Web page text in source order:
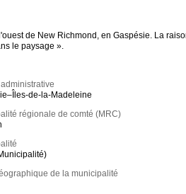
de New Richmond, en Gaspésie. La
le paysage ».
de-la-Madeleine
régionale de comté (MRC)
de la municipalité